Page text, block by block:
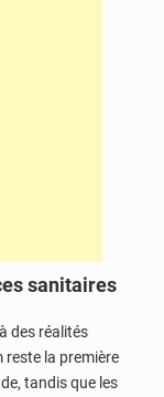
sanitaires
des réalités
reste la première
tandis que les